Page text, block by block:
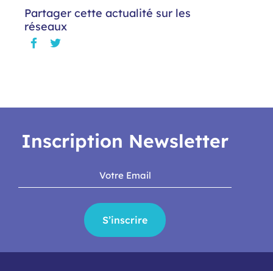
Partager cette actualité sur les
réseaux
Inscription Newsletter
S’inscrire